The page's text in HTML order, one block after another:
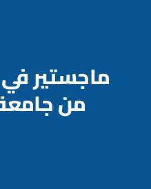
ماجستير في
من